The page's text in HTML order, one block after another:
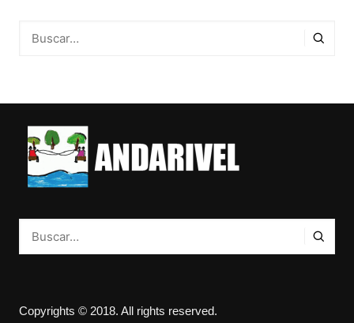
Copyrights © 2018. All rights reserved.